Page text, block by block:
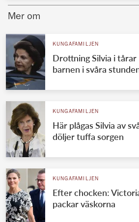
Mer om
KUNGAFAMILJEN
Drottning Silvia i tårar
barnen i svåra
KUNGAFAMILJEN
Här plågas Silvia av
döljer tuffa sorgen
KUNGAFAMILJEN
Efter chocken:
packar väskorna